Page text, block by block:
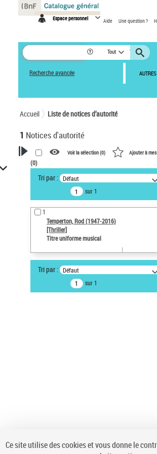
Espace personnel Aide Une question ?
Tout
Recherche avancée
Accueil Liste de notices d’autorité
1 Notices d'autorité
VOTRE RECHERCHE
Recherche avancée dans les
notices d’autorité
Œuvres liées à l'auteur :
Temperton, Rod (1947-2016)
Type de notice d'autorité
Voir la sélection (0) Ajouter à
(0)
Tri par : Défaut
sur 1
1
Temperton, Rod (1947-2016)
[Thriller]
Titre uniforme musical
Tri par : Défaut
sur 1
Panneau de gestion des cookies
Ce site utilise des cookies et vous donne le